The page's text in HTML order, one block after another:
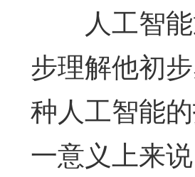
人工智能
步理解他初
种人工智能
一意义上来